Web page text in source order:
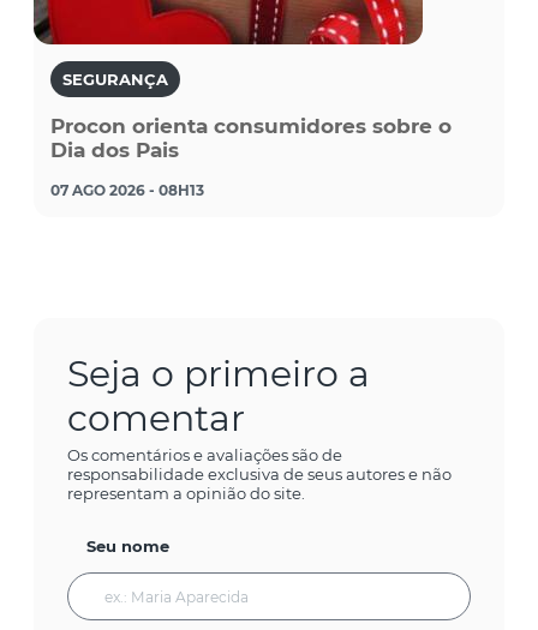
SEGURANÇA
Procon orienta consumidores sobre o
Dia dos Pais
07 AGO 2026 - 08H13
Seja o primeiro a
comentar
Os comentários e avaliações são de
responsabilidade exclusiva de seus autores e não
representam a opinião do site.
Seu nome